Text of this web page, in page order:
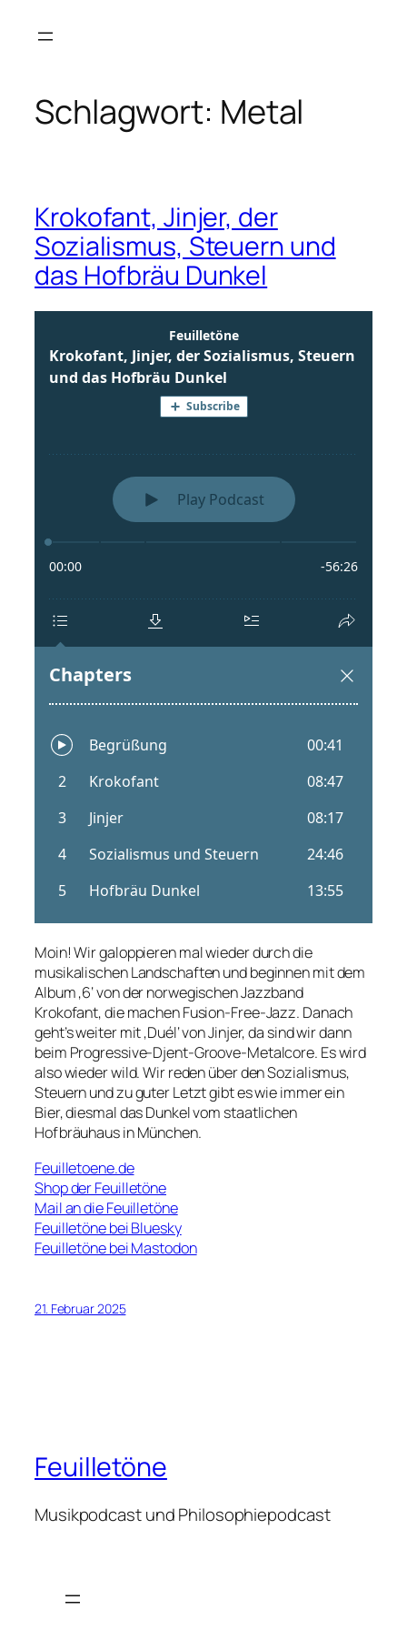
Inhalt
Schlagwort: Metal
Krokofant, Jinjer, der
Sozialismus, Steuern und
das Hofbräu Dunkel
Moin! Wir galoppieren mal wieder durch die
musikalischen Landschaften und beginnen mit dem
Album ‚6‘ von der norwegischen Jazzband
Krokofant, die machen Fusion-Free-Jazz. Danach
geht’s weiter mit ‚Duél‘ von Jinjer, da sind wir dann
beim Progressive-Djent-Groove-Metalcore. Es wird
also wieder wild. Wir reden über den Sozialismus,
Steuern und zu guter Letzt gibt es wie immer ein
Bier, diesmal das Dunkel vom staatlichen
Hofbräuhaus in München.
Feuilletoene.de
Shop der Feuilletöne
Mail an die Feuilletöne
Feuilletöne bei Bluesky
Feuilletöne bei Mastodon
21. Februar 2025
Feuilletöne
Musikpodcast und Philosophiepodcast